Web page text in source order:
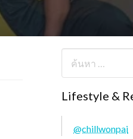
Lifestyle &
@chillwonpai